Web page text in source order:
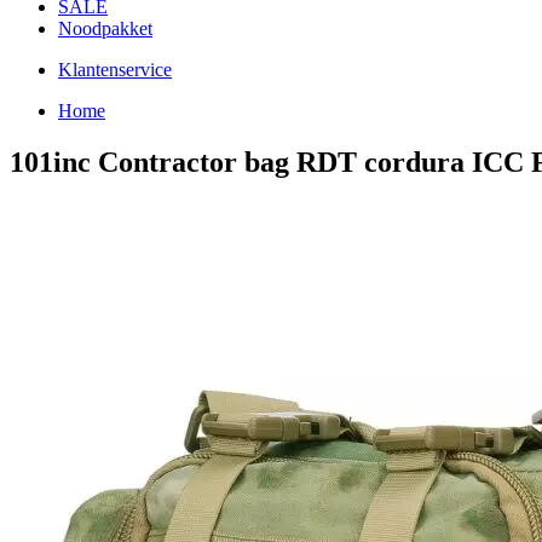
SALE
Noodpakket
Klantenservice
Home
101inc Contractor bag RDT cordura ICC